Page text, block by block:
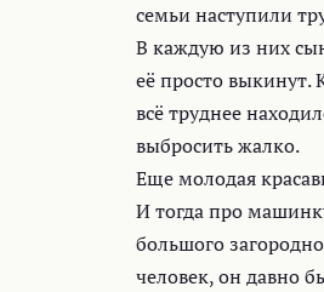
семьи наступили
В каждую из них
её просто
всё труднее
выбросить жалко.
Еще молодая
И тогда про
большого
человек, он давно